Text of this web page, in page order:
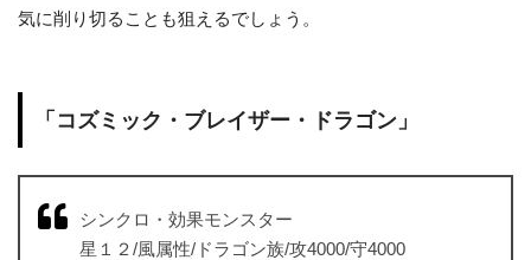
気に削り切ることも狙えるでしょう。
「コズミック・ブレイザー・ドラゴン」
シンクロ・効果モンスター
星１２/風属性/ドラゴン族/攻4000/守4000